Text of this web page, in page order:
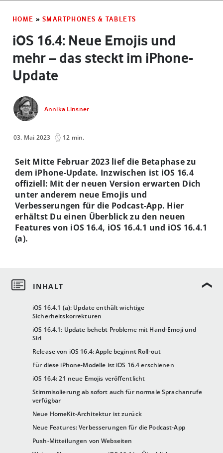
HOME » SMARTPHONES & TABLETS
iOS 16.4: Neue Emojis und
mehr – das steckt im iPhone-
Update
Annika Linsner
03. Mai 2023 12 min.
iOS 16.4.1 (a): Update enthält wichtige
Sicherheitskorrekturen
iOS 16.4.1: Update behebt Probleme mit Hand-Emoji und
Siri
Release von iOS 16.4: Apple beginnt Roll-out
Für diese iPhone-Modelle ist iOS 16.4 erschienen
iOS 16.4: 21 neue Emojis veröffentlicht
Stimmisolierung ab sofort auch für normale Sprachanrufe
verfügbar
Neue HomeKit-Architektur ist zurück
Neue Features: Verbesserungen für die Podcast-App
Push-Mitteilungen von Webseiten
Seit Mitte Februar 2023 lief die Betaphase zu
dem iPhone-Update. Inzwischen ist iOS 16.4
offiziell: Mit der neuen Version erwarten Dich
unter anderem neue Emojis und
Verbesserungen für die Podcast-App. Hier
erhältst Du einen Überblick zu den neuen
Features von iOS 16.4, iOS 16.4.1 und iOS 16.4.1
(a).